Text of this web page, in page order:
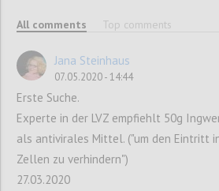
Gordischer Knotenzu lösen!
erscheinen unvereinbar,
unversöhnlich:
(1) Krankheit Covid-19:
> Für ~80% der Infizierten
harmlos, jedoch
> für ~10% der Infizierten
tödlich.
All comments Top comments
Jana Steinhaus
07.05.2020 - 14:44
Erste Suche.
Experte in der LVZ empfiehlt 50g
als antivirales Mittel. ("um den Eintritt
Zellen zu verhindern")
27.03.2020